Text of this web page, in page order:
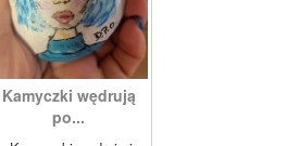
Kamyczki wędrują
po...